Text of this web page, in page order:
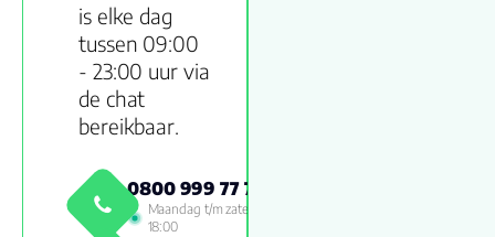
is elke dag
tussen 09:00
- 23:00 uur via
de chat
bereikbaar.
0800 999 77 79
Maandag t/m zaterdag 09:00 -
18:00